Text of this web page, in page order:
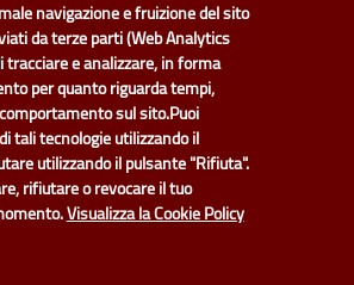
è il progetto "Open Data" della
Metropolitana di Genova.
a cura del Servizio Sistemi Informativi. Ogni
per la parte di "dati" e "dataset".
|contatti|privacy| Statistiche
navigazione e fruizione del sito
da terze parti (Web Analytics
tracciare e analizzare, in forma
per quanto riguarda tempi,
sul sito.Puoi
tali tecnologie utilizzando il
utilizzando il pulsante "Rifiuta".
rifiutare o revocare il tuo
Visualizza la Cookie Policy